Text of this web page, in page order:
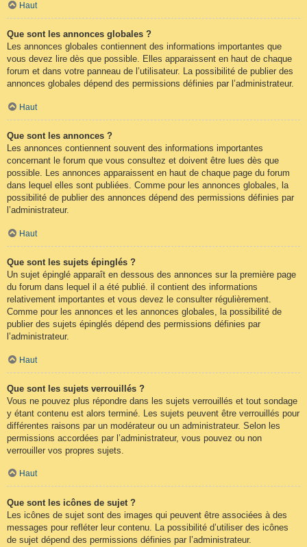
Haut
Que sont les annonces globales ?
Les annonces globales contiennent des informations importantes que
vous devez lire dès que possible. Elles apparaissent en haut de chaque
forum et dans votre panneau de l’utilisateur. La possibilité de publier des
annonces globales dépend des permissions définies par l’administrateur.
Haut
Que sont les annonces ?
Les annonces contiennent souvent des informations importantes
concernant le forum que vous consultez et doivent être lues dès que
possible. Les annonces apparaissent en haut de chaque page du forum
dans lequel elles sont publiées. Comme pour les annonces globales, la
possibilité de publier des annonces dépend des permissions définies par
l’administrateur.
Haut
Que sont les sujets épinglés ?
Un sujet épinglé apparaît en dessous des annonces sur la première page
du forum dans lequel il a été publié. il contient des informations
relativement importantes et vous devez le consulter régulièrement.
Comme pour les annonces et les annonces globales, la possibilité de
publier des sujets épinglés dépend des permissions définies par
l’administrateur.
Haut
Que sont les sujets verrouillés ?
Vous ne pouvez plus répondre dans les sujets verrouillés et tout sondage
y étant contenu est alors terminé. Les sujets peuvent être verrouillés pour
différentes raisons par un modérateur ou un administrateur. Selon les
permissions accordées par l’administrateur, vous pouvez ou non
verrouiller vos propres sujets.
Haut
Que sont les icônes de sujet ?
Les icônes de sujet sont des images qui peuvent être associées à des
messages pour refléter leur contenu. La possibilité d’utiliser des icônes
de sujet dépend des permissions définies par l’administrateur.